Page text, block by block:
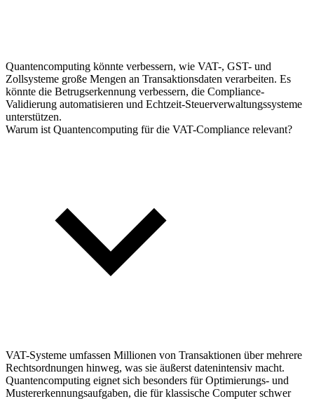
Quantencomputing könnte verbessern, wie VAT-, GST- und
Zollsysteme große Mengen an Transaktionsdaten verarbeiten. Es
könnte die Betrugserkennung verbessern, die Compliance-
Validierung automatisieren und Echtzeit-Steuerverwaltungssysteme
unterstützen.
Warum ist Quantencomputing für die VAT-Compliance relevant?
VAT-Systeme umfassen Millionen von Transaktionen über mehrere
Rechtsordnungen hinweg, was sie äußerst datenintensiv macht.
Quantencomputing eignet sich besonders für Optimierungs- und
Mustererkennungsaufgaben, die für klassische Computer schwer